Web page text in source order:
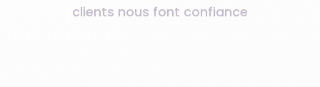
clients nous font confiance